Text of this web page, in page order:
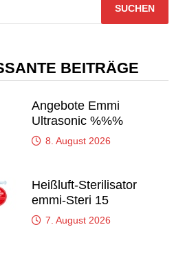
BEITRÄGE
Angebote Emmi
Ultrasonic %%%
8. August 2026
Heißluft-Sterilisator
emmi-Steri 15
7. August 2026